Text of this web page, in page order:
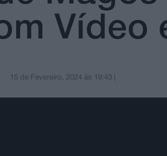
Vídeo
15 de Fevereiro, 2024 às 19:43